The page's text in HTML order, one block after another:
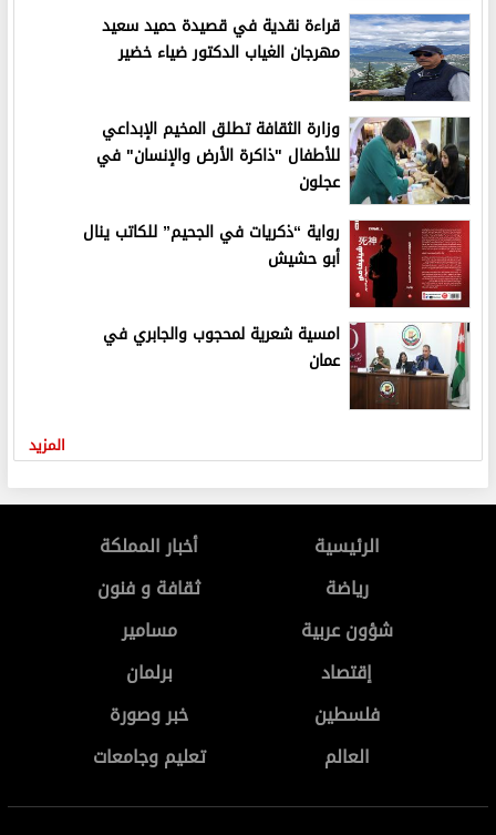
قراءة نقدية في قصيدة حميد سعيد
مهرجان الغياب الدكتور ضياء خضير
وزارة الثقافة تطلق المخيم الإبداعي
للأطفال "ذاكرة الأرض والإنسان" في
عجلون
رواية “ذكريات في الجحيم” للكاتب ينال
أبو حشيش
امسية شعرية لمحجوب والجابري في
عمان
المزيد
الرئيسية
أخبار المملكة
رياضة
ثقافة و فنون
شؤون عربية
مسامير
إقتصاد
برلمان
فلسطين
خبر وصورة
العالم
تعليم وجامعات